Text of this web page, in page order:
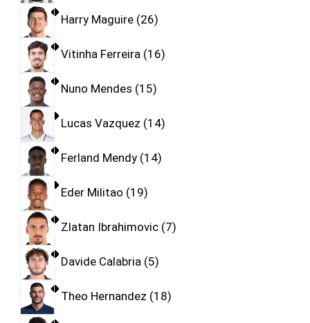
Harry Maguire 26
Vitinha Ferreira 16
Nuno Mendes 15
Lucas Vazquez 14
Ferland Mendy 14
Eder Militao 19
Zlatan Ibrahimovic 7
Davide Calabria 5
Theo Hernandez 18